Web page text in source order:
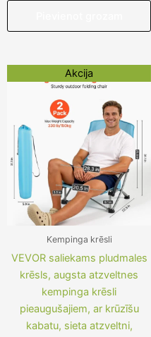
Akcija
Kempinga krēsli
VEVOR saliekams pludmales
krēsls, augsta atzveltnes
kempinga krēsli
pieaugušajiem, ar krūzīšu
kabatu, sieta atzveltni,
Original
price
122,09 €.
price
97,89 €.